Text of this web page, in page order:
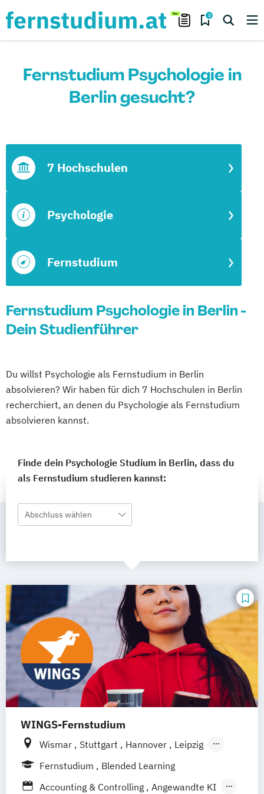
0
Fernstudium Psychologie in
Berlin gesucht?
Fernstudium
Psychologie
7 Hochschulen
Fernstudium Psychologie in Berlin -
Dein Studienführer
Du willst Psychologie als Fernstudium in Berlin
absolvieren? Wir haben für dich 7 Hochschulen in Berlin
recherchiert, an denen du Psychologie als Fernstudium
absolvieren kannst.
Finde dein Psychologie Studium in Berlin, dass du
als Fernstudium studieren kannst:
Abschluss wählen
WINGS-Fernstudium
Wismar Stuttgart Hannover
Leipzig
Frankfurt am Main
Berlin
Hamburg
Fernstudium
Blended Learning
Accounting & Controlling
Angewandte KI